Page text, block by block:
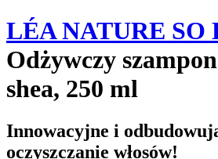
LÉA NATURE SO
Odżywczy
shea, 250 ml
Innowacyjne i
oczyszczanie włosów!